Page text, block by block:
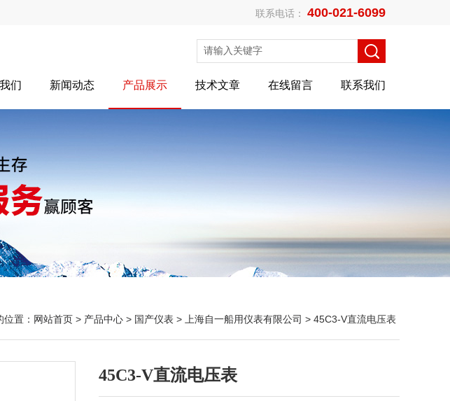
联系电话： 400-021-6099
们 新闻动态 产品展示 技术文章 在线留言 联系我们
位置： 网站首页 > 产品中心 > 国产仪表 > 上海自一船用仪表有限公司 > 45C3-V直流电压表
45C3-V直流电压表